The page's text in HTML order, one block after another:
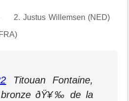
2. Justus Willemsen (NED)
Titouan Fontaine,
bronze ðŸ¥‰ de la